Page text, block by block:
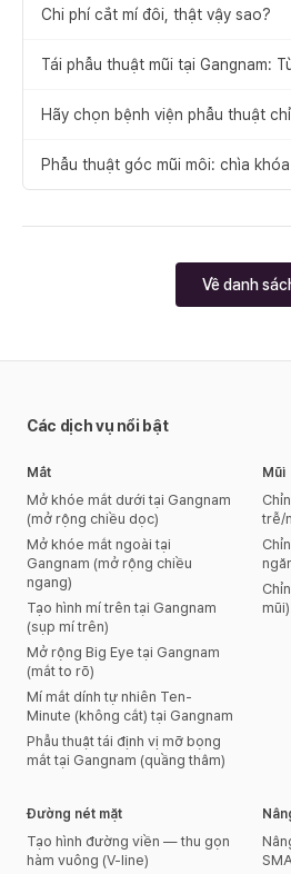
Chi phí cắt mí đôi, thật vậy sao?
Tái phẫu thuật mũi tại Gangnam:
Hãy chọn bệnh viện phẫu thuật
Phẫu thuật góc mũi môi: chìa
cân đối
Về danh
Các dịch vụ nổi bật
Mắt
Mở khóe mắt dưới tại Gangnam
(mở rộng chiều dọc)
Mở khóe mắt ngoài tại
Gangnam (mở rộng chiều
ngang)
Tạo hình mí trên tại Gangnam
(sụp mí trên)
Mở rộng Big Eye tại Gangnam
(mắt to rõ)
Mí mắt dính tự nhiên Ten-
Minute (không cắt) tại Gangnam
Phẫu thuật tái định vị mỡ bọng
mắt tại Gangnam (quầng thâm)
Mũi
trễ/
mũi)
Đường nét mặt
Tạo hình đường viền — thu gọn
hàm vuông (V-line)